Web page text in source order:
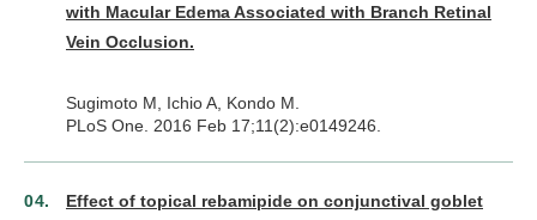
with Macular Edema Associated with Branch Retinal
Vein Occlusion.
Sugimoto M, Ichio A, Kondo M.
PLoS One. 2016 Feb 17;11(2):e0149246.
Effect of topical rebamipide on conjunctival goblet